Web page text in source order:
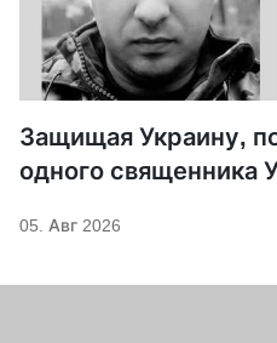
Защищая Украину,
одного священника
05. Авг 2026